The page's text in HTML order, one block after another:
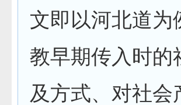
文即以河北道为
教早期传入时的
及方式、对社